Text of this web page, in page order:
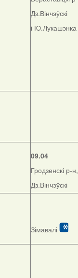
Дз.Вінчэўскі
і Ю.Лукашэнка
09.04
Гродзенскі р-н,
Дз.Вінчэўскі
Зімавалі